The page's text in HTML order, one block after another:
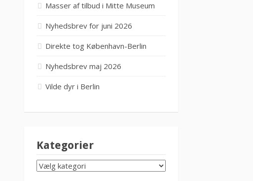
Masser af tilbud i Mitte Museum
Nyhedsbrev for juni 2026
Direkte tog København-Berlin
Nyhedsbrev maj 2026
Vilde dyr i Berlin
Kategorier
KATEGORIER